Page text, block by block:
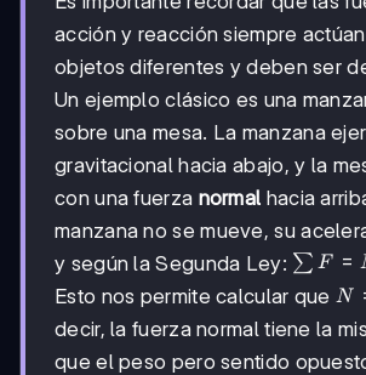
acción y reacción siempre
objetos diferentes y deben ser
Un ejemplo clásico es una
sobre una mesa. La manzana
gravitacional hacia abajo, y la
con una fuerza normal hacia
manzana no se mueve, su
y según la Segunda Ley: \sum
N +
mg
= 0
∑ F =
Esto nos permite calcular queN
= -
mg
N
decir, la fuerza normal tiene la
que el peso pero sentido